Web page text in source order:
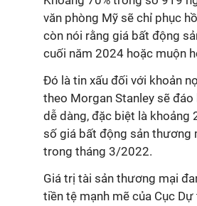
văn phòng Mỹ sẽ chỉ phục
còn nói rằng giá bất động
cuối năm 2024 hoặc muộn
Đó là tin xấu đối với khoản
theo Morgan Stanley sẽ
dễ dàng, đặc biệt là khoảng
số giá bất động sản thương
trong tháng 3/2022.
Giá trị tài sản thương mại
tiền tệ mạnh mẽ của Cục